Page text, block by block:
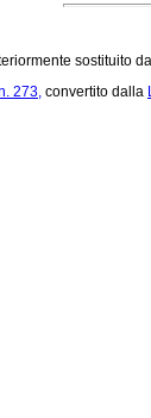
sostituito
273, convertito dalla